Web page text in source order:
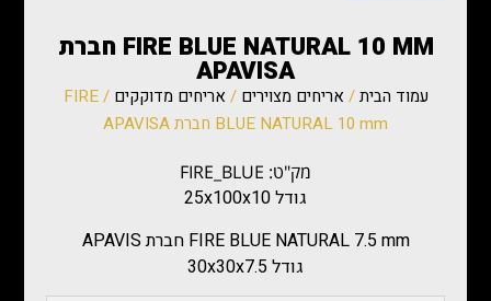
FIRE BLUE NATURAL 10 MM חברת
APAVISA
עמוד הבית/ אריחים מצוירים / אריחים מדוקקים
/ FIRE
BLUE NATURAL 10 mm חברת APAVISA
מק"ט: FIRE_BLUE
גודל 25x100x10
FIRE BLUE NATURAL 7.5 mm חברת APAVIS
גודל 30x30x7.5